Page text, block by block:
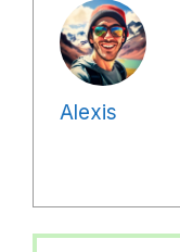
Alexis